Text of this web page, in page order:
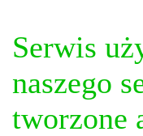
Serwis
naszego
tworzone